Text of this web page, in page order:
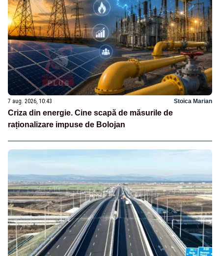
7 aug. 2026, 10:43 Stoica Marian
Criza din energie. Cine scapă de măsurile de
raționalizare impuse de Bolojan